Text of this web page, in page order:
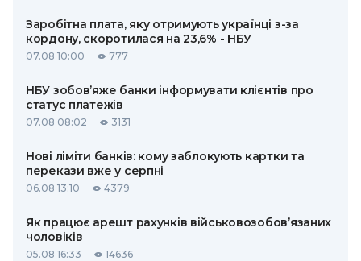
Заробітна плата, яку отримують українці з-за
кордону, скоротилася на 23,6% - НБУ
07.08 10:00 777
НБУ зобов’яже банки інформувати клієнтів про
статус платежів
07.08 08:02 3131
Нові ліміти банків: кому заблокують картки та
перекази вже у серпні
06.08 13:10 4379
Як працює арешт рахунків військовозобов’язаних
чоловіків
05.08 16:33 14636